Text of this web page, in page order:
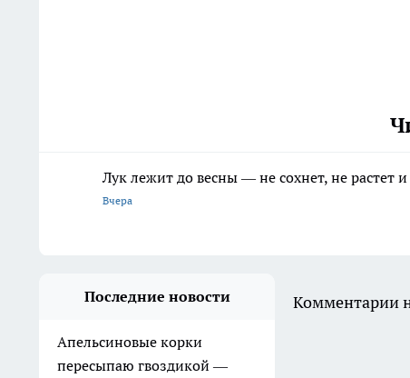
Лук лежит до весны — не сохнет, не растет
Вчера
Последние новости
Апельсиновые корки
пересыпаю гвоздикой —
Комментарии